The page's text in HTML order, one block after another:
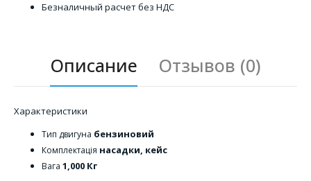
Безналичный расчет без НДС
Описание Отзывов (0)
Характеристики
Тип двигуна бензиновий
Комплектація насадки, кейс
Вага 1,000 Кг